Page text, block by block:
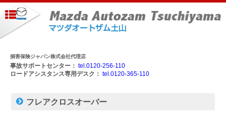
損害保険ジャパン株式会社代理店
事故サポートセンター： tel.0120-256-110
ロードアシスタンス専用デスク： tel.0120-365-110
フレアクロスオーバー